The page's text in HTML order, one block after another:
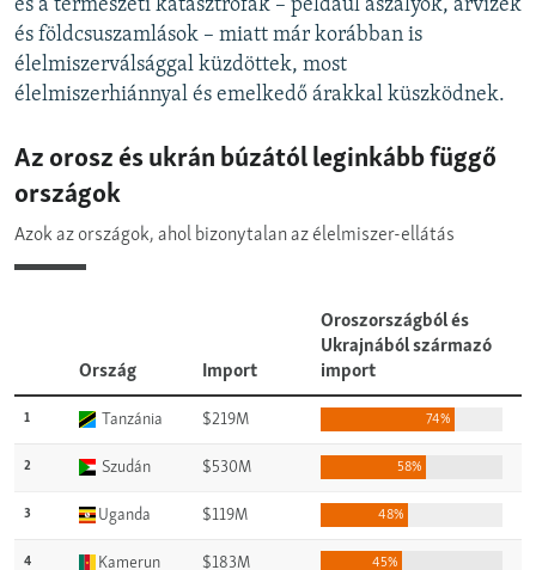
és a természeti katasztrófák – például aszályok, árvizek
és földcsuszamlások – miatt már korábban is
élelmiszerválsággal küzdöttek, most
élelmiszerhiánnyal és emelkedő árakkal küszködnek.